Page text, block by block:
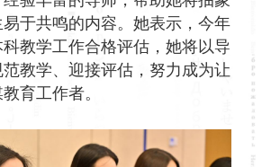
于共鸣的内容。她表示，今年
教学工作合格评估，她将以导
教学、迎接评估，努力成为让
育工作者。